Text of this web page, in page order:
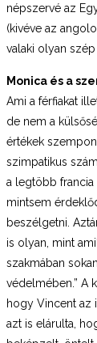
népszervé az
(kivéve az
valaki olyan szép
Monica és a
Ami a férfiakat
de nem a
értékek
szimpatikus
a legtöbb francia
mintsem
beszélgetni.
is olyan, mint
szakmában
védelmében.” A
hogy Vincent az
azt is elárulta,